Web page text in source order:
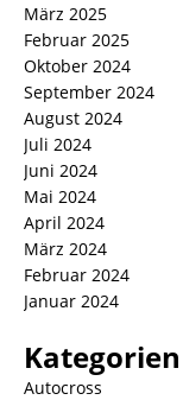
März 2025
Februar 2025
Oktober 2024
September 2024
August 2024
Juli 2024
Juni 2024
Mai 2024
April 2024
März 2024
Februar 2024
Januar 2024
Kategorien
Autocross